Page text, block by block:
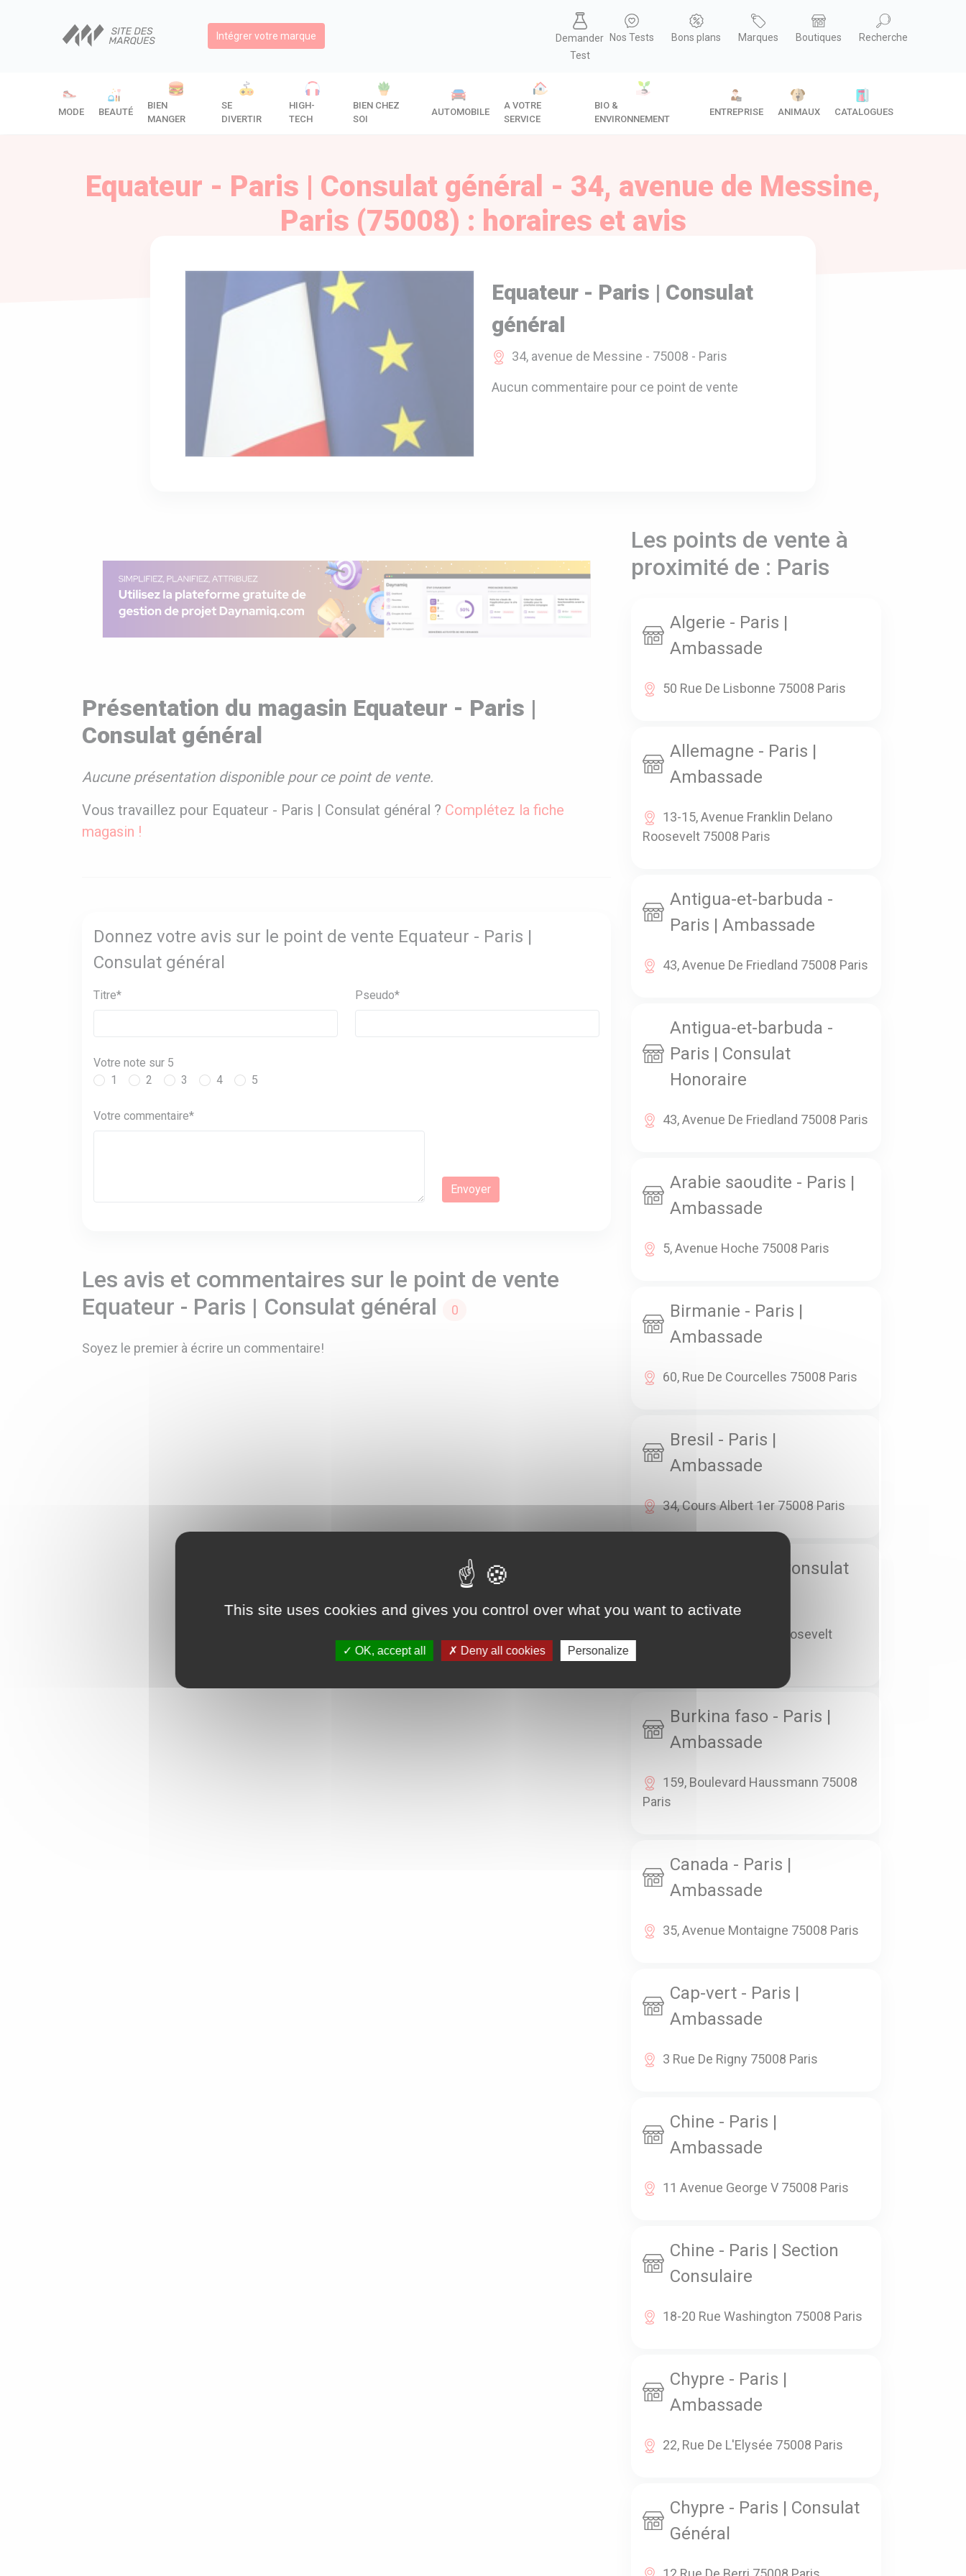
Intégrer votre marque
Demander
Test
Nos Tests Bons plans Marques Boutiques Recherche
MODE BEAUTÉ
BIEN
MANGER
SE
DIVERTIR
HIGH-
TECH
BIEN CHEZ
SOI
AUTOMOBILE
A VOTRE
SERVICE
BIO &
ENVIRONNEMENT
ENTREPRISE ANIMAUX CATALOGUES
Equateur - Paris | Consulat général - 34, avenue de Messine,
Paris (75008) : horaires et avis
Equateur - Paris | Consulat
général
34, avenue de Messine - 75008 - Paris
Aucun commentaire pour ce point de vente
Présentation du magasin Equateur - Paris |
Consulat général
Aucune présentation disponible pour ce point de vente.
Vous travaillez pour Equateur - Paris | Consulat général ? Complétez la fiche
magasin !
Donnez votre avis sur le point de vente Equateur - Paris |
Consulat général
Titre* Pseudo*
Votre note sur 5
1
2 3 4 5
Votre commentaire*
Les avis et commentaires sur le point de vente
Equateur - Paris | Consulat général
0
Soyez le premier à écrire un commentaire!
Les points de vente à
proximité de : Paris
Algerie - Paris |
Ambassade
50 Rue De Lisbonne 75008 Paris
Allemagne - Paris |
Ambassade
13-15, Avenue Franklin Delano
Roosevelt 75008 Paris
Antigua-et-barbuda -
Paris | Ambassade
43, Avenue De Friedland 75008 Paris
Antigua-et-barbuda -
Paris | Consulat
Honoraire
43, Avenue De Friedland 75008 Paris
Arabie saoudite - Paris |
Ambassade
5, Avenue Hoche 75008 Paris
Birmanie - Paris |
Ambassade
60, Rue De Courcelles 75008 Paris
Bresil - Paris |
Ambassade
34, Cours Albert 1er 75008 Paris
Bresil - Paris | Consulat
65, Avenue Franklin Roosevelt
Burkina faso - Paris |
Ambassade
159, Boulevard Haussmann 75008
Paris
Canada - Paris |
Ambassade
35, Avenue Montaigne 75008 Paris
Cap-vert - Paris |
Ambassade
3 Rue De Rigny 75008 Paris
Chine - Paris |
Ambassade
11 Avenue George V 75008 Paris
Chine - Paris | Section
Consulaire
18-20 Rue Washington 75008 Paris
Chypre - Paris |
Ambassade
22, Rue De L'Elysée 75008 Paris
Chypre - Paris | Consulat
Général
This site uses cookies and gives you control over what you want to activate
OK, accept all Deny all cookies Personalize